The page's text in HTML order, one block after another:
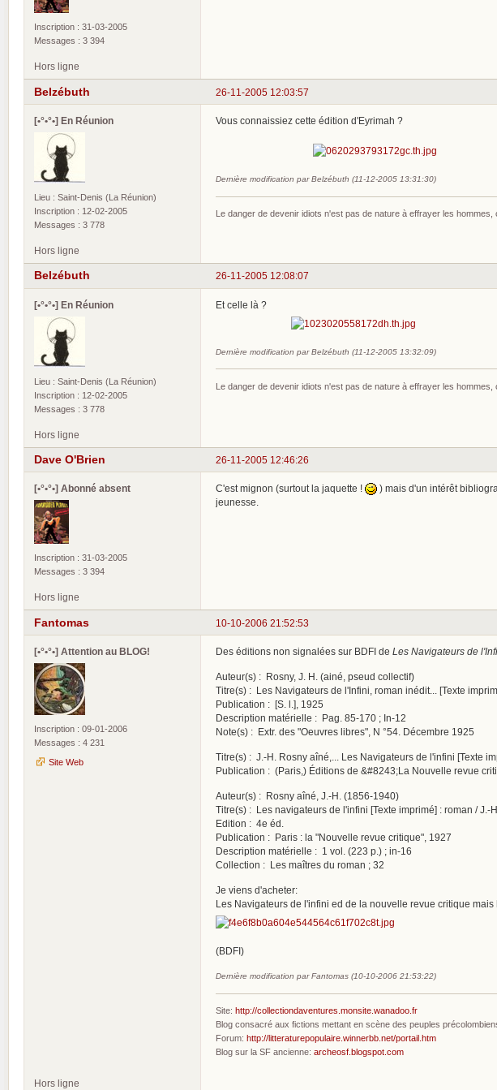
Inscription : 31-03-2005
Messages : 3 394
Hors ligne
26-11-2005 12:03:57
Belzébuth
[•°•°•] En Réunion
Lieu : Saint-Denis (La Réunion)
Inscription : 12-02-2005
Messages : 3 778
Vous connaissiez cette édition d'Eyrimah ?
Dernière modification par Belzébuth (11-12-2005 13:31:30)
Le danger de devenir idiots n'est pas de nature à effrayer les
Hors ligne
26-11-2005 12:08:07
Belzébuth
[•°•°•] En Réunion
Lieu : Saint-Denis (La Réunion)
Inscription : 12-02-2005
Messages : 3 778
Et celle là ?
Dernière modification par Belzébuth (11-12-2005 13:32:09)
Le danger de devenir idiots n'est pas de nature à effrayer les
Hors ligne
26-11-2005 12:46:26
Dave O'Brien
[•°•°•] Abonné absent
Inscription : 31-03-2005
Messages : 3 394
C'est mignon (surtout la jaquette !
) mais d'un intérêt
jeunesse.
Hors ligne
10-10-2006 21:52:53
Fantomas
[•°•°•] Attention au BLOG!
Inscription : 09-01-2006
Messages : 4 231
Site Web
Des éditions non signalées sur BDFI de Les Navigateurs de
Auteur(s) : Rosny, J. H. (ainé, pseud collectif)
Titre(s) : Les Navigateurs de l'Infini, roman inédit... [Texte
Publication : [S. l.], 1925
Description matérielle : Pag. 85-170 ; In-12
Note(s) : Extr. des "Oeuvres libres", N °54. Décembre 1925
Titre(s) : J.-H. Rosny aîné,... Les Navigateurs de l'infini [Texte
Publication : (Paris,) Éditions de &#8243;La Nouvelle revue
Auteur(s) : Rosny aîné, J.-H. (1856-1940)
Titre(s) : Les navigateurs de l'infini [Texte imprimé] : roman / J.-
Edition : 4e éd.
Publication : Paris : la "Nouvelle revue critique", 1927
Description matérielle : 1 vol. (223 p.) ; in-16
Collection : Les maîtres du roman ; 32
Je viens d'acheter:
Les Navigateurs de l'infini ed de la nouvelle revue critique
(BDFI)
Dernière modification par Fantomas (10-10-2006 21:53:22)
Site: http://collectiondaventures.monsite.wanadoo.fr
Blog consacré aux fictions mettant en scène des peuples
Forum: http://litteraturepopulaire.winnerbb.net/portail.htm
Blog sur la SF ancienne: archeosf.blogspot.com
Hors ligne